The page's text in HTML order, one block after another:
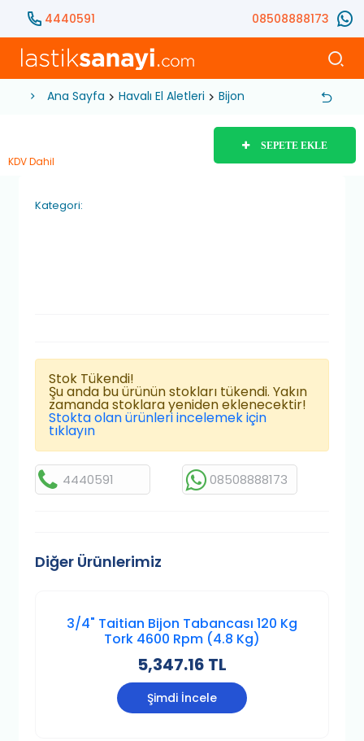
4440591 08508888173
Ana Sayfa Havalı El Aletleri Bijon Tabancası 3/4 İnç
KDV Dahil
SEPETE EKLE
Kategori:
Stok Tükendi!
Şu anda bu ürünün stokları tükendi. Yakın
zamanda stoklara yeniden eklenecektir!
Stokta olan ürünleri incelemek için
tıklayın
4440591 08508888173
Diğer Ürünlerimiz
3/4" Taitian Bijon Tabancası 120 Kg
Tork 4600 Rpm (4.8 Kg)
5,347.16 TL
Şimdi İncele